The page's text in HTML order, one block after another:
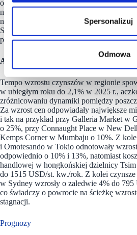
Spersonalizuj
Odmowa
o ponad 8%, oferując atrakcyjne lokale
niższych o ok. 30-50%. Warto również
na odwrócenie trendu w Kanadzie, gdzie
Street w Vancouver wzrosły w 2025 roku
po ubiegłorocznym spadku o 25%.
Azja i Pacyfik
Tempo wzrostu czynszów w regionie
w ubiegłym roku do 2,1% w 2025 r.,
zróżnicowaniu dynamiki pomiędzy
Za wzrost cen odpowiadały największe
i tak na przykład przy Galleria Market w
o 25%, przy Connaught Place w New
Kemps Corner w Mumbaju o 10%. Z
i Omotesando w Tokio odnotowały
odpowiednio o 10% i 13%, natomiast
handlowej w hongkońskiej dzielnicy Tsim
do 1515 USD/st. kw./rok. Z kolei
w Sydney wzrosły o zaledwie 4% do
co świadczy o powrocie na ścieżkę
stagnacji.
Prognozy